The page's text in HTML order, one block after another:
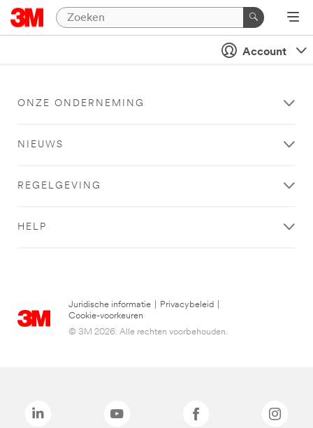
Account
ONZE ONDERNEMING
NIEUWS
REGELGEVING
HELP
Juridische informatie Privacybeleid
Cookie-voorkeuren
© 3M 2026. Alle rechten voorbehouden.